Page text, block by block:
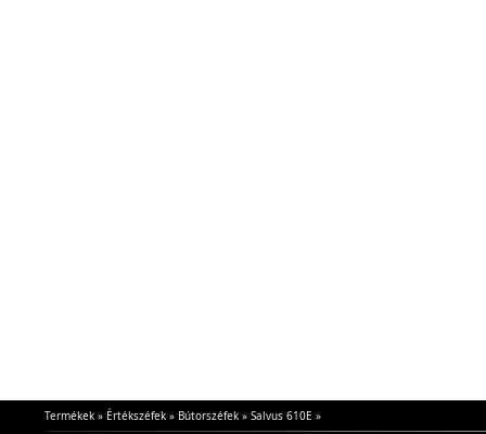
Termékek» Értékszéfek» Bútorszéfek» Salvus 610E »